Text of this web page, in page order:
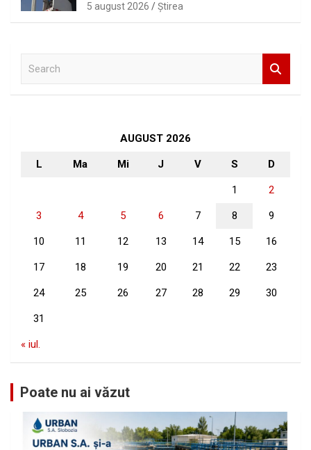
5 august 2026 Ştirea
AUGUST 2026
L Ma Mi J V S D
1 2
3 4 5 6 7 8 9
10 11 12 13 14 15 16
17 18 19 20 21 22 23
24 25 26 27 28 29 30
31
« iul.
Poate nu ai văzut